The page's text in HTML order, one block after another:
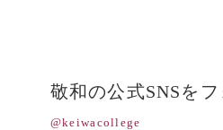
敬和の公式SNSをフ
@keiwacollege